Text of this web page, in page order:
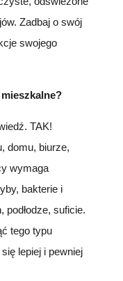
Zadbaj o swój
swojego
TAK!
domu, biurze,
wymaga
bakterie i
podłodze, suficie.
tego typu
lepiej i pewniej